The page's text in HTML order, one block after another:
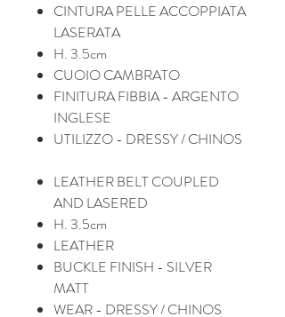
CINTURA PELLE ACCOPPIATA
LASERATA
H. 3.5cm
CUOIO CAMBRATO
FINITURA FIBBIA - ARGENTO
INGLESE
UTILIZZO - DRESSY / CHINOS
LEATHER BELT COUPLED
AND LASERED
H. 3.5cm
LEATHER
BUCKLE FINISH - SILVER
MATT
WEAR - DRESSY / CHINOS